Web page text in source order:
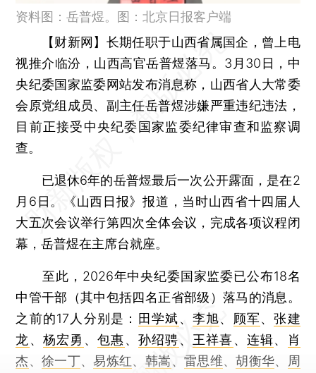
资料图：岳普煜。图：北京日报客户端
【财新网】 长期任职于山西省属国企，曾上电
视推介临汾，山西高官岳普煜落马。3月30日，中
央纪委国家监委网站发布消息称，山西省人大常委
会原党组成员、副主任岳普煜涉嫌严重违纪违法，
目前正接受中央纪委国家监委纪律审查和监察调
查。
已退休6年的岳普煜最后一次公开露面，是在2
月6日。《山西日报》报道，当时山西省十四届人
大五次会议举行第四次全体会议，完成各项议程闭
幕，岳普煜在主席台就座。
至此，2026年中央纪委国家监委已公布18名
中管干部（其中包括四名正省部级）落马的消息。
之前的17人分别是： 田学斌、 李旭、 顾军、张建
龙 、 杨宏勇 、 包惠、 孙绍骋、 王祥喜、 连辑、
肖
杰、徐一丁、易炼红、 韩嵩、 雷思维、胡衡华、
周